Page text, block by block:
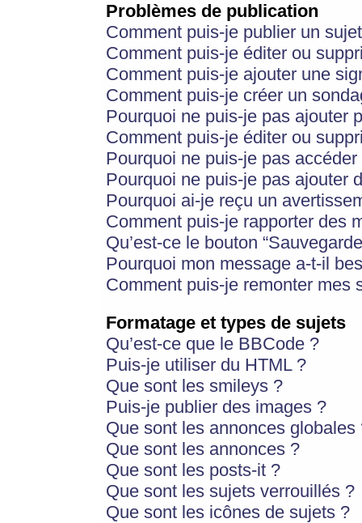
Problèmes de publication
Comment puis-je publier un
Comment puis-je éditer ou
Comment puis-je ajouter une
Comment puis-je créer un
Pourquoi ne puis-je pas ajouter
Comment puis-je éditer ou
Pourquoi ne puis-je pas
Pourquoi ne puis-je pas ajouter
Pourquoi ai-je reçu un
Comment puis-je rapporter des
Qu’est-ce le bouton
Pourquoi mon message a-t-il
Comment puis-je remonter mes
Formatage et types de sujets
Qu’est-ce que le BBCode ?
Puis-je utiliser du HTML ?
Que sont les smileys ?
Puis-je publier des images ?
Que sont les annonces globales
Que sont les annonces ?
Que sont les posts-it ?
Que sont les sujets verrouillés ?
Que sont les icônes de sujets ?